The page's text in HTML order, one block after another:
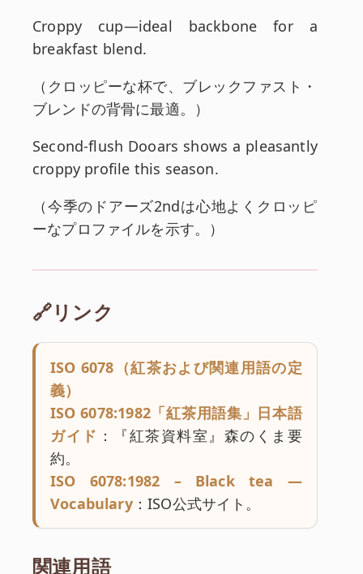
英文:
Croppy cup—ideal backbone for a
breakfast blend.
和訳:
（ クロッピーな杯で、ブレックファスト・
ブレンドの背骨に最適。
）
英文:
Second-flush Dooars shows a pleasantly
croppy profile this season.
和訳:
（今季のドアーズ2ndは心地よくクロッピ
ーなプロファイルを示す。
）
🔗リンク
ISO 6078（紅茶および関連用語の定
義）
ISO 6078:1982「紅茶用語集」日本語
ガイド ：『紅茶資料室』森のくま要
約。
ISO 6078:1982 – Black tea —
Vocabulary：ISO公式サイト。
関連用語